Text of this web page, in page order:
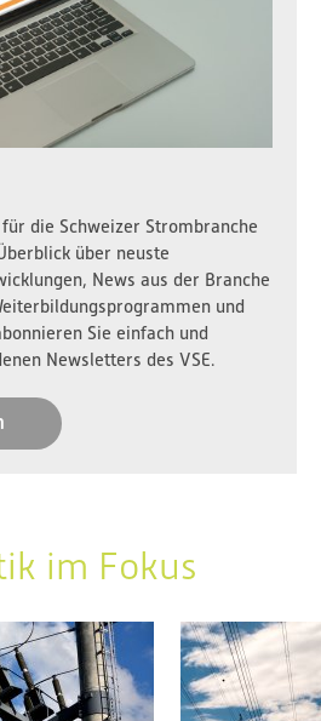
die Schweizer Strombranche
über neuste
News aus der Branche
und
Sie einfach und
Newsletters des VSE.
im Fokus